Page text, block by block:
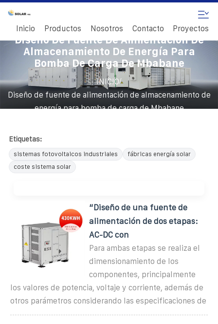
Inicio Productos Nosotros Contacto Proyectos
Diseño De Fuente De Alimentación De
Almacenamiento De Energía Para
Bomba De Carga De Mbabane
INICIO/
Diseño de fuente de alimentación de almacenamiento de
energía para bomba de carga de Mbabane
Etiquetas:
sistemas fotovoltaicos industriales
fábricas energía solar
coste sistema solar
“Diseño de una fuente de
alimentación de dos etapas:
AC-DC con
Para ambas etapas se realiza el
dimensionamiento de los
componentes, principalmente
los valores de potencia, voltaje y corriente, además de
otros parámetros considerando las especificaciones de